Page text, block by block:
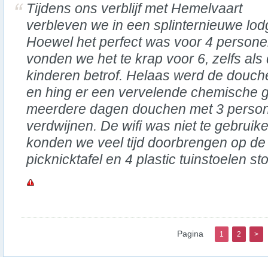
Tijdens ons verblijf met Hemelvaart
verbleven we in een splinternieuwe
Hoewel het perfect was voor 4
vonden we het te krap voor 6, zelfs als
kinderen betrof. Helaas werd de
en hing er een vervelende chemische
meerdere dagen douchen met 3
verdwijnen. De wifi was niet te
konden we veel tijd doorbrengen op
picknicktafel en 4 plastic tuinstoelen
Pagina 1 2 >